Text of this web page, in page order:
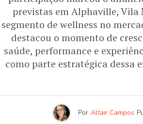
previstas em Alphaville, Vila
segmento de wellness no
destacou o momento de
saúde, performance e
como parte estratégica dessa
Por Altair Campos